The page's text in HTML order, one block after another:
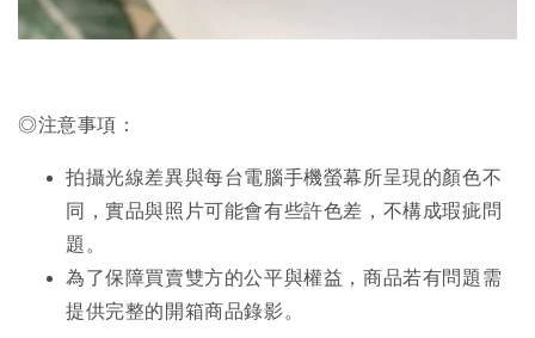
◎注意事項：
拍攝光線差異與每台電腦手機螢幕所呈現的顏色不
同，實品與照片可能會有些許色差，不構成瑕疵問
題。
為了保障買賣雙方的公平與權益，商品若有問題需
提供完整的開箱商品錄影。